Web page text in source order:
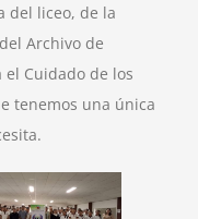
del liceo, de la
Archivo de
Cuidado de los
tenemos una única